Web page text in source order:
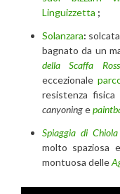
Linguizzetta ;
Solanzara:
bagnato da un
della Scaffa
eccezionale
resistenza
canyoninge
Spiaggia di Chiola
molto spaziosa
montuosa delle